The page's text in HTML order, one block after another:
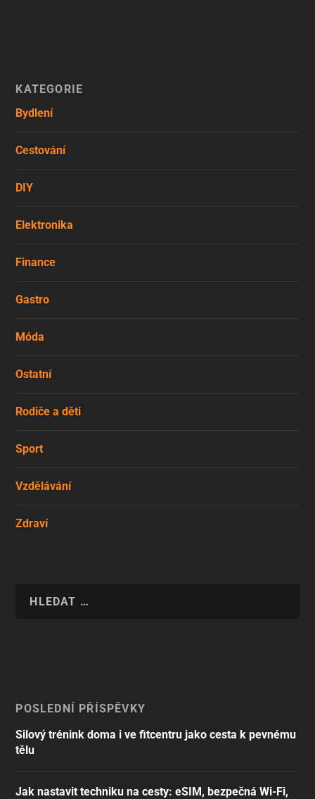
KATEGORIE
Bydlení
Cestování
DIY
Elektronika
Finance
Gastro
Móda
Ostatní
Rodiče a děti
Sport
Vzdělávání
Zdraví
POSLEDNÍ PŘÍSPĚVKY
Silový trénink doma i ve fitcentru jako cesta k pevnému
tělu
Jak nastavit techniku na cesty: eSIM, bezpečná Wi-Fi,